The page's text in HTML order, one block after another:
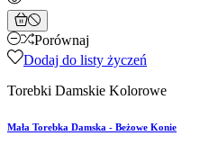
Porównaj
Dodaj do listy życzeń
Torebki Damskie Kolorowe
Mała Torebka Damska - Beżowe Konie